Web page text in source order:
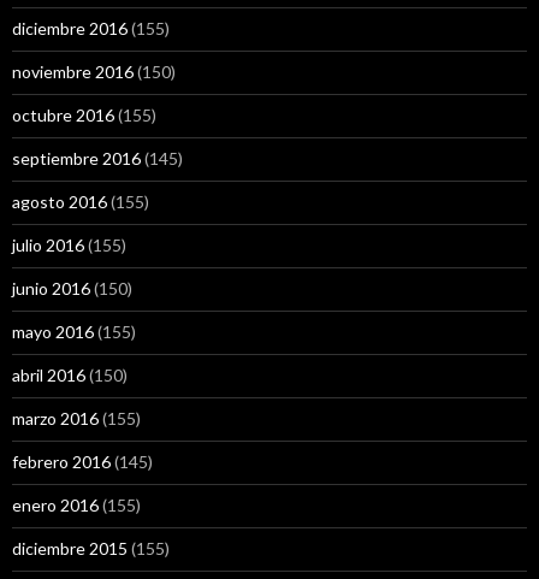
diciembre 2016(155)
noviembre 2016(150)
octubre 2016(155)
septiembre 2016(145)
agosto 2016(155)
julio 2016(155)
junio 2016(150)
mayo 2016(155)
abril 2016(150)
marzo 2016(155)
febrero 2016(145)
enero 2016(155)
diciembre 2015 (155)